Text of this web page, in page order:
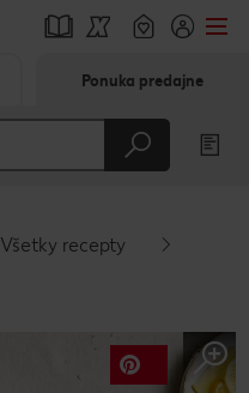
Ponuka predajne
Všetky recepty